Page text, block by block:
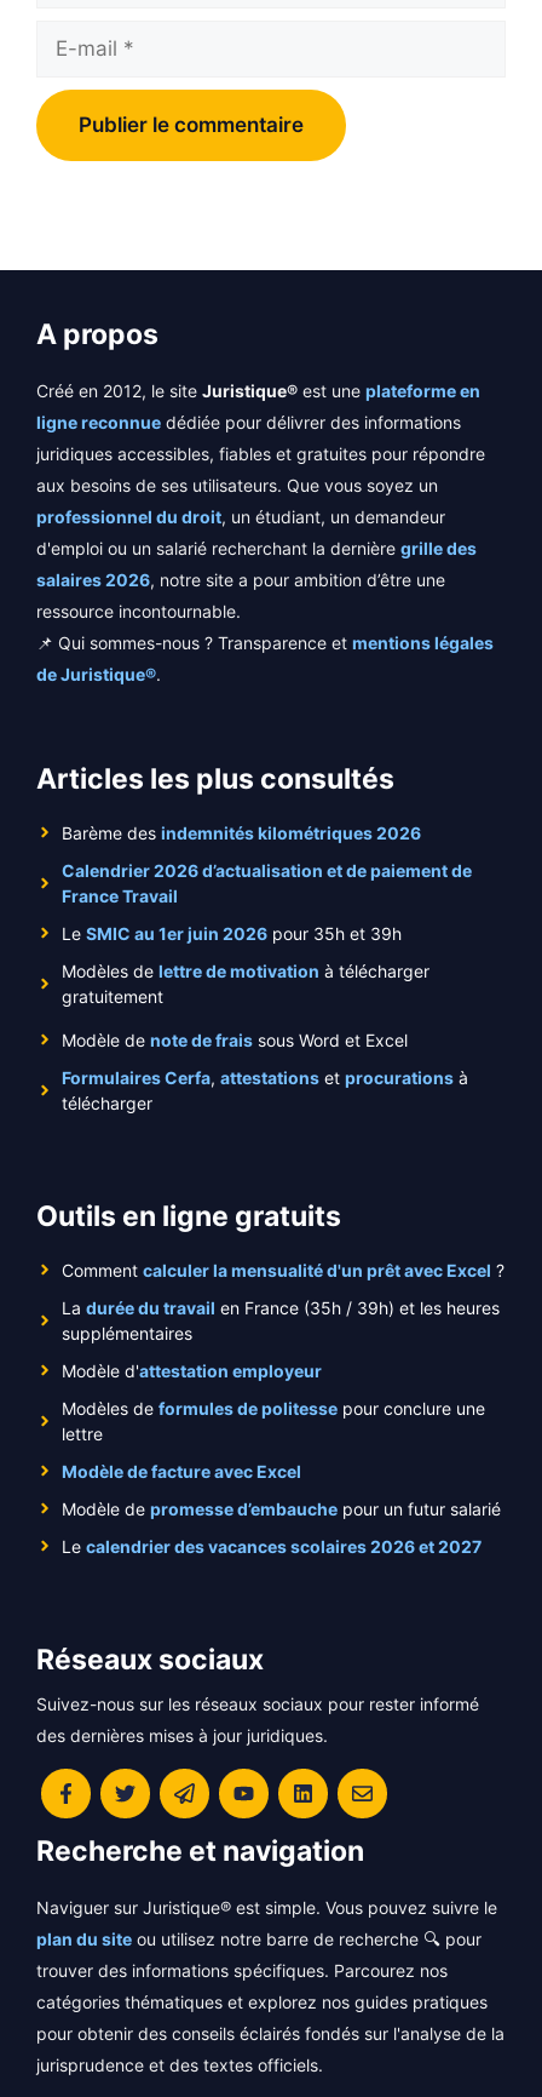
mail
A propos
Créé en 2012, le site Juristique® est une plateforme en
ligne reconnue dédiée pour délivrer des informations
juridiques accessibles, fiables et gratuites pour répondre
aux besoins de ses utilisateurs. Que vous soyez un
professionnel du droit, un étudiant, un demandeur
d'emploi ou un salarié recherchant la dernière grille des
salaires 2026, notre site a pour ambition d’être une
ressource incontournable.
📌 Qui sommes-nous ? Transparence et mentions légales
de Juristique®.
Articles les plus consultés
Barème des indemnités kilométriques 2026
Calendrier 2026 d’actualisation et de paiement de
France Travail
Le SMIC au 1er juin 2026 pour 35h et 39h
Modèles de lettre de motivation à télécharger
gratuitement
Modèle de note de frais sous Word et Excel
Formulaires Cerfa, attestations et procurations à
télécharger
Outils en ligne gratuits
Comment calculer la mensualité d'un prêt avec Excel ?
La durée du travail en France (35h / 39h) et les heures
supplémentaires
Modèle d'attestation employeur
Modèles de formules de politesse pour conclure une
lettre
Modèle de facture avec Excel
Modèle de promesse d’embauche pour un futur salarié
Le calendrier des vacances scolaires 2026 et 2027
Réseaux sociaux
Suivez-nous sur les réseaux sociaux pour rester informé
des dernières mises à jour juridiques.
Recherche et navigation
Naviguer sur Juristique® est simple. Vous pouvez suivre le
plan du site ou utilisez notre barre de recherche 🔍 pour
trouver des informations spécifiques. Parcourez nos
catégories thématiques et explorez nos guides pratiques
pour obtenir des conseils éclairés fondés sur l'analyse de la
jurisprudence et des textes officiels.